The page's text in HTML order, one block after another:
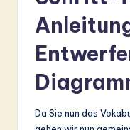
Da Sie nun das